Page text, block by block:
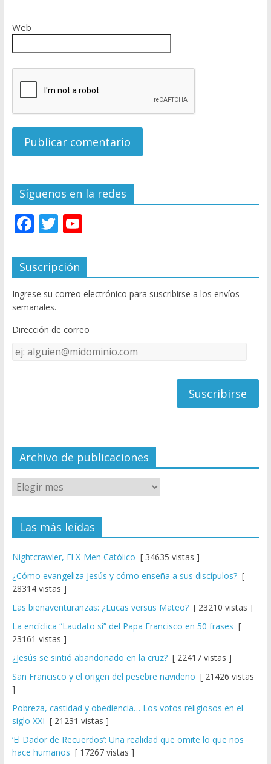
Web
Síguenos en la redes
F
e
b
o
o
k
T
itt
er
Y
u
T
u
e
C
el
Suscripción
Ingrese su correo electrónico para suscribirse a los envíos
semanales.
Dirección de correo
Dirección
de
Archivo de publicaciones
Las más leídas
Nightcrawler, El X-Men Católico [ 34635 vistas ]
¿Cómo evangeliza Jesús y cómo enseña a sus discípulos?[
28314 vistas ]
Las bienaventuranzas: ¿Lucas versus Mateo?[ 23210 vistas ]
La encíclica “Laudato si” del Papa Francisco en 50 frases [
23161 vistas ]
¿Jesús se sintió abandonado en la cruz?[ 22417 vistas ]
San Francisco y el origen del pesebre navideño [ 21426 vistas
]
Pobreza, castidad y obediencia… Los votos religiosos en el
siglo XXI [ 21231 vistas ]
‘El Dador de Recuerdos’: Una realidad que omite lo que nos
hace humanos [ 17267 vistas ]